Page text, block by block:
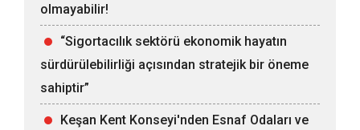
olmayabilir!
“Sigortacılık sektörü ekonomik hayatın
sürdürülebilirliği açısından stratejik bir öneme
sahiptir”
Keşan Kent Konseyi'nden Esnaf Odaları ve